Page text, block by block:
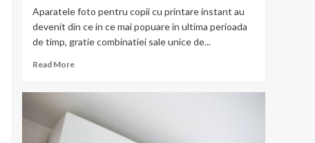
Aparatele foto pentru copii cu printare instant au
devenit din ce in ce mai popuare in ultima perioada
de timp, gratie combinatiei sale unice de...
Read More